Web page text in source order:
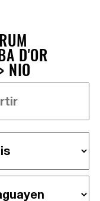
D'OR
NIO